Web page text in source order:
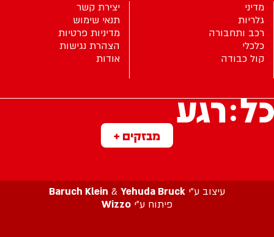
מבזקים +
מדיני
גלריות
רכב ותחבורה
כלכלי
קול כבודה
יצירת קשר
תנאי שימוש
מדיניות פרטיות
הצהרת נגישות
אודות
עיצוב ע”י Baruch Klein & Yehuda Bruck
פיתוח ע”י Wizzo